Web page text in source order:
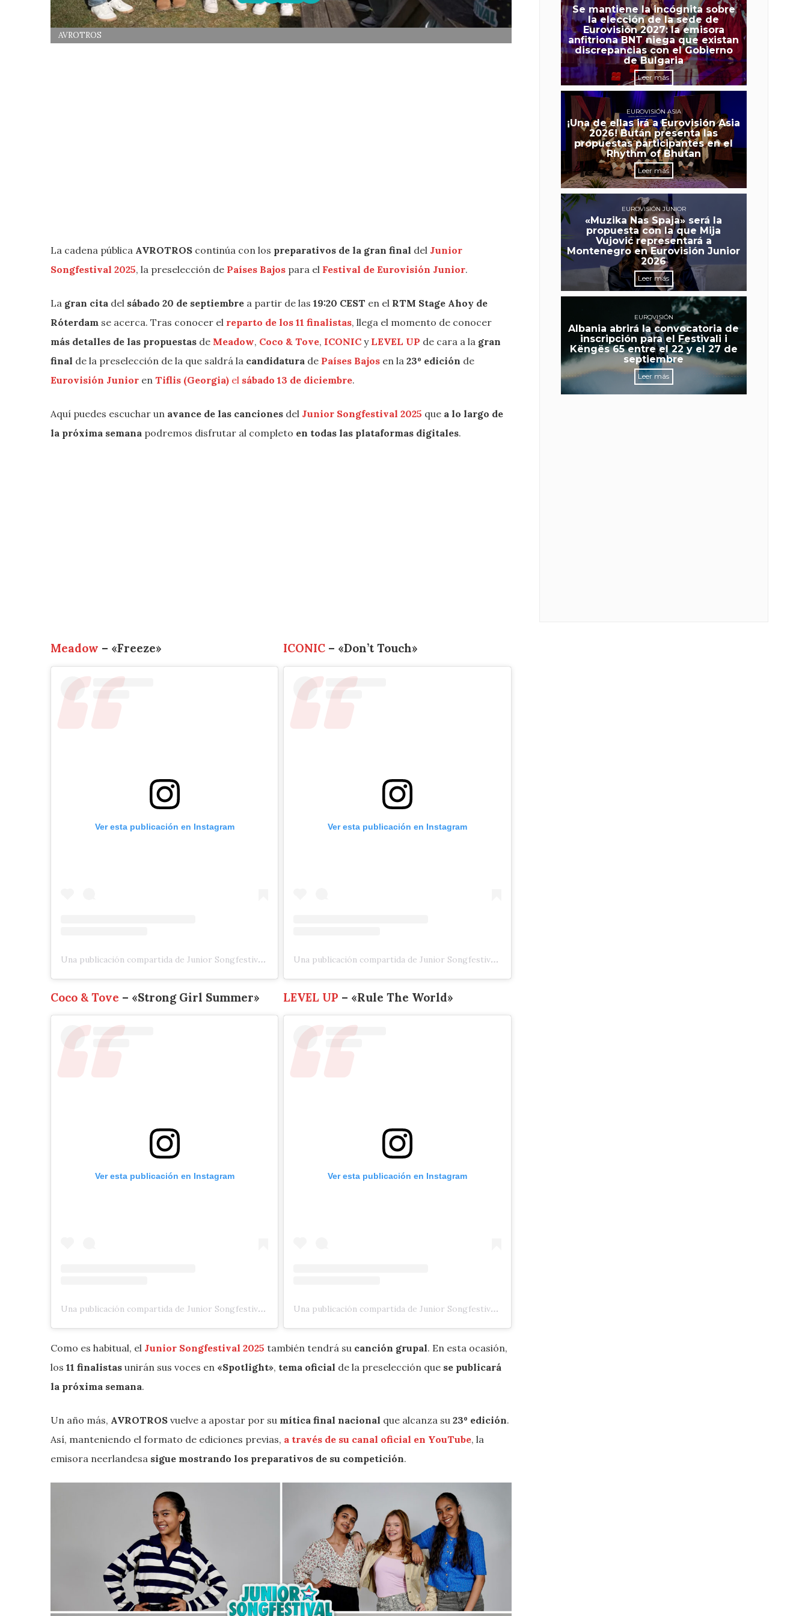
AVROTROS
La cadena pública AVROTROS continúa con los preparativos de la gran final del Junior
Songfestival 2025, la preselección de Países Bajos para el Festival de Eurovisión Junior.
La gran cita del sábado 20 de septiembre a partir de las 19:20 CEST en el RTM Stage Ahoy de
Róterdam se acerca. Tras conocer el reparto de los 11 finalistas, llega el momento de conocer
más detalles de las propuestas de Meadow, Coco & Tove, ICONIC y LEVEL UP de cara a la gran
final de la preselección de la que saldrá la candidatura de Países Bajos en la 23º edición de
Eurovisión Junior en Tiflis (Georgia) el sábado 13 de diciembre.
Aquí puedes escuchar un avance de las canciones del Junior Songfestival 2025 que a lo largo de
la próxima semana podremos disfrutar al completo en todas las plataformas digitales.
Meadow – «Freeze»
Ver esta publicación en Instagram
Una publicación compartida de Junior Songfestival 🇳🇱 (@jrsongfestival)
Coco & Tove – «Strong Girl Summer»
Ver esta publicación en Instagram
Una publicación compartida de Junior Songfestival 🇳🇱 (@jrsongfestival)
ICONIC – «Don’t Touch»
Ver esta publicación en Instagram
Una publicación compartida de Junior Songfestival 🇳🇱 (@jrsongfestival)
LEVEL UP – «Rule The World»
Ver esta publicación en Instagram
Una publicación compartida de Junior Songfestival 🇳🇱 (@jrsongfestival)
Como es habitual, el Junior Songfestival 2025 también tendrá su canción grupal. En esta ocasión,
los 11 finalistas unirán sus voces en «Spotlight», tema oficial de la preselección que se publicará
la próxima semana.
Un año más, AVROTROS vuelve a apostar por su mítica final nacional que alcanza su 23º edición.
Así, manteniendo el formato de ediciones previas, a través de su canal oficial en YouTube, la
emisora neerlandesa sigue mostrando los preparativos de su competición.
Se mantiene la incógnita sobre
la elección de la sede de
Eurovisión 2027: la emisora
anfitriona BNT niega que existan
discrepancias con el Gobierno
de Bulgaria
Leer más
EUROVISIÓN ASIA
¡Una de ellas irá a Eurovisión Asia
2026! Bután presenta las
propuestas participantes en el
Rhythm of Bhutan
Leer más
EUROVISIÓN JUNIOR
«Muzika Nas Spaja» será la
propuesta con la que Mija
Vujović representará a
Montenegro en Eurovisión Junior
2026
Leer más
EUROVISIÓN
Albania abrirá la convocatoria de
inscripción para el Festivali i
Këngës 65 entre el 22 y el 27 de
septiembre
Leer más